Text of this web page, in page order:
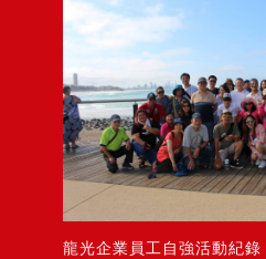
龍光企業員工自強活動紀錄